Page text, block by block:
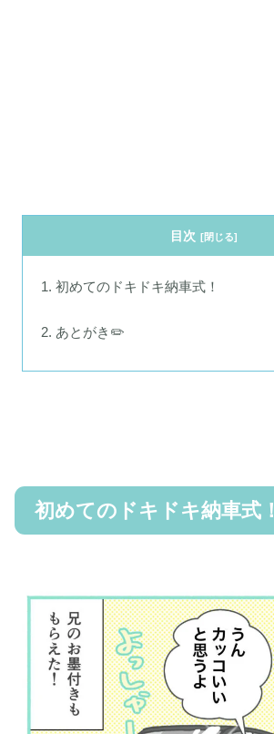
目次
初めてのドキドキ納車式！
あとがき✏️
初めてのドキドキ納車式！